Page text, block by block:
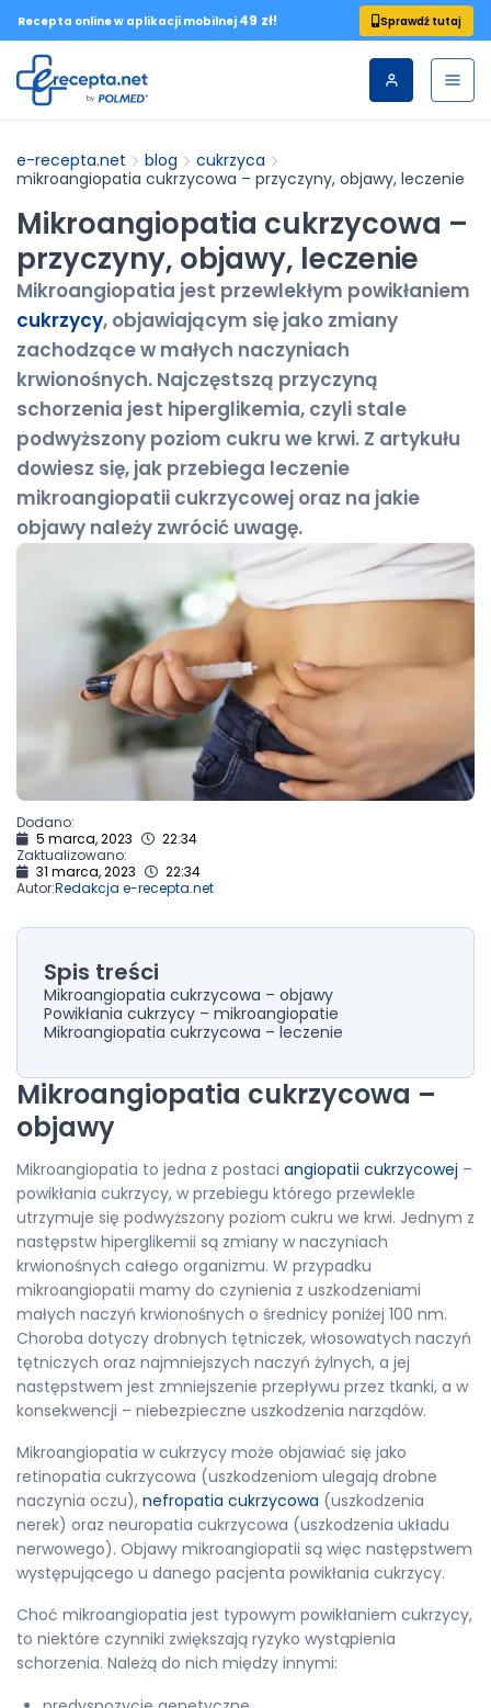
Recepta online w aplikacji mobilnej 49 zł! Sprawdź tutaj
e-recepta.net blog
cukrzyca
mikroangiopatia cukrzycowa – przyczyny, objawy, leczenie
Mikroangiopatia cukrzycowa –
przyczyny, objawy, leczenie
Mikroangiopatia jest przewlekłym powikłaniem
cukrzycy, objawiającym się jako zmiany
zachodzące w małych naczyniach
krwionośnych. Najczęstszą przyczyną
schorzenia jest hiperglikemia, czyli stale
podwyższony poziom cukru we krwi. Z artykułu
dowiesz się, jak przebiega leczenie
mikroangiopatii cukrzycowej oraz na jakie
objawy należy zwrócić uwagę.
Dodano:
5 marca, 2023
22:34
Zaktualizowano:
31 marca, 2023
22:34
Autor:Redakcja e-recepta.net
Spis treści
Mikroangiopatia cukrzycowa – objawy
Powikłania cukrzycy – mikroangiopatie
Mikroangiopatia cukrzycowa – leczenie
Mikroangiopatia cukrzycowa –
objawy
Mikroangiopatia to jedna z postaci angiopatii cukrzycowej –
powikłania cukrzycy, w przebiegu którego przewlekle
utrzymuje się podwyższony poziom cukru we krwi. Jednym z
następstw hiperglikemii są zmiany w naczyniach
krwionośnych całego organizmu. W przypadku
mikroangiopatii mamy do czynienia z uszkodzeniami
małych naczyń krwionośnych o średnicy poniżej 100 nm.
Choroba dotyczy drobnych tętniczek, włosowatych naczyń
tętniczych oraz najmniejszych naczyń żylnych, a jej
następstwem jest zmniejszenie przepływu przez tkanki, a w
konsekwencji – niebezpieczne uszkodzenia narządów.
Mikroangiopatia w cukrzycy może objawiać się jako
retinopatia cukrzycowa (uszkodzeniom ulegają drobne
naczynia oczu), nefropatia cukrzycowa (uszkodzenia
nerek) oraz neuropatia cukrzycowa (uszkodzenia układu
nerwowego). Objawy mikroangiopatii są więc następstwem
występującego u danego pacjenta powikłania cukrzycy.
Choć mikroangiopatia jest typowym powikłaniem cukrzycy,
to niektóre czynniki zwiększają ryzyko wystąpienia
schorzenia. Należą do nich między innymi: